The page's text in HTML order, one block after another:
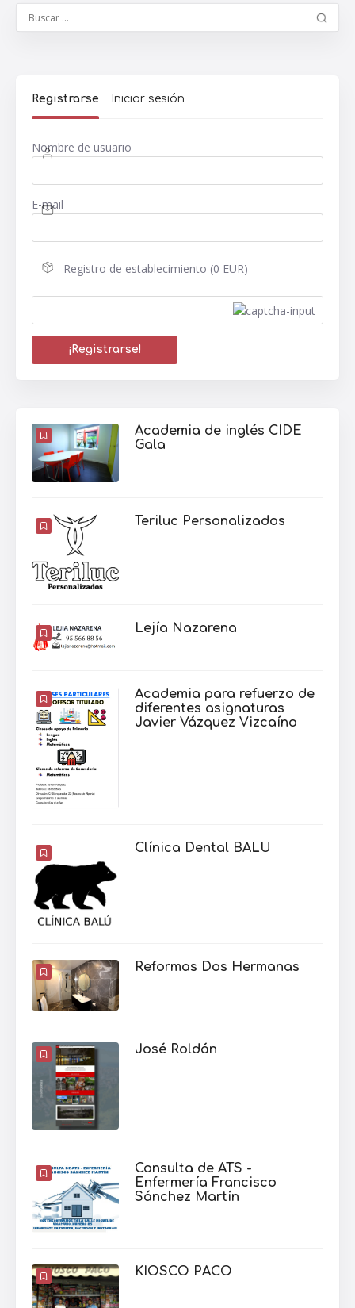
Registrarse Iniciar sesión
Nombre de usuario
E-mail
Registro de establecimiento (0 EUR)
Academia de inglés CIDE
Gala
Teriluc Personalizados
Lejía Nazarena
Academia para refuerzo de
diferentes asignaturas
Javier Vázquez Vizcaíno
Clínica Dental BALU
Reformas Dos Hermanas
José Roldán
Consulta de ATS -
Enfermería Francisco
Sánchez Martín
KIOSCO PACO